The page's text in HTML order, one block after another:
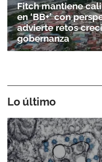
Fitch mantiene
en ‘BB+’ con
advierte retos
gobernanza
Lo último